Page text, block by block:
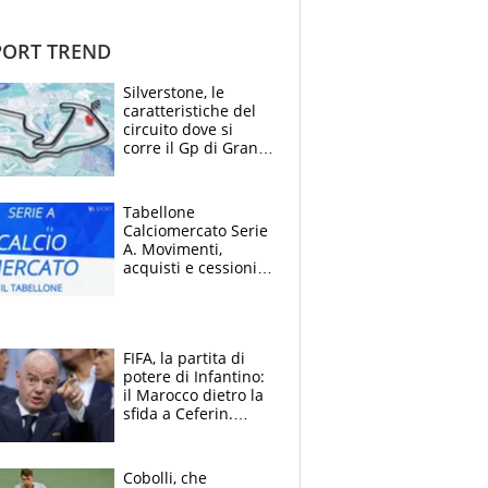
TREND
Silverstone, le
caratteristiche del
circuito dove si
corre il Gp di Gran
Tabellone
Calciomercato Serie
A. Movimenti,
acquisti e cessioni:
FIFA, la partita di
potere di Infantino:
il Marocco dietro la
sfida a Ceferin.
squadre, l’ira di Figo
Cobolli, che